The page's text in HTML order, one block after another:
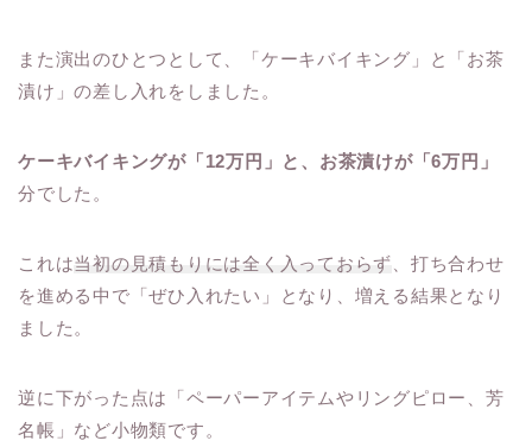
また演出のひとつとして、「ケーキバイキング」と「お茶
漬け」の差し入れをしました。
ケーキバイキングが「12万円」と、お茶漬けが「6万円」
分でした。
これは当初の見積もりには全く入っておらず 、打ち合わせ
を進める中で「ぜひ入れたい」となり、増える結果となり
ました。
逆に下がった点は「ペーパーアイテムやリングピロー、芳
名帳」など小物類です。